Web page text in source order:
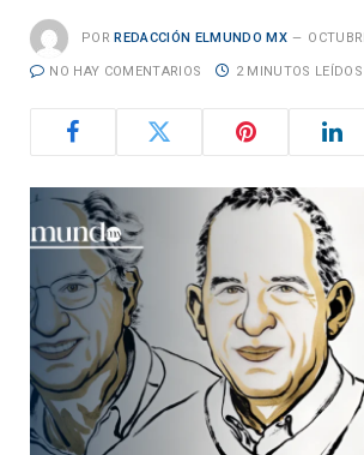
POR REDACCIÓN ELMUNDO MX
NO HAY COMENTARIOS 2 MINUTOS LEÍDOS